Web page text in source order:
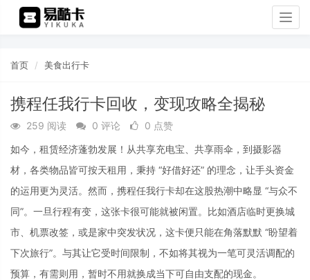
首页 美食出行卡
携程任我行卡回收，变现攻略全揭秘
259 阅读 0 评论
0 点赞
如今，租赁经济蓬勃发展！从共享充电宝、共享雨伞，到摄影器
材，各类物品皆可按天租用，秉持 “好借好还” 的理念，让手头资金
的运用更为灵活。然而，携程任我行卡却在这股热潮中略显 “与众不
同”。一旦行程有变，这张卡很可能就被闲置。比如酒店临时更换城
市、机票改签，或是家中突发状况，这卡便只能在角落默默 “盼望着
下次旅行”。与其让它受时间限制，不如将其视为一笔可灵活调配的
预算，有需则用，暂时不用就换成当下可自由支配的现金。